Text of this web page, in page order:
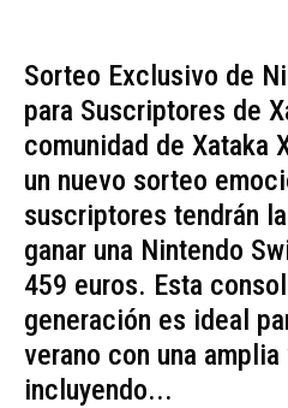
Sorteo Exclusivo de
para Suscriptores de
comunidad de Xataka
un nuevo sorteo
suscriptores tendrán
ganar una Nintendo
459 euros. Esta
generación es ideal
verano con una
incluyendo...